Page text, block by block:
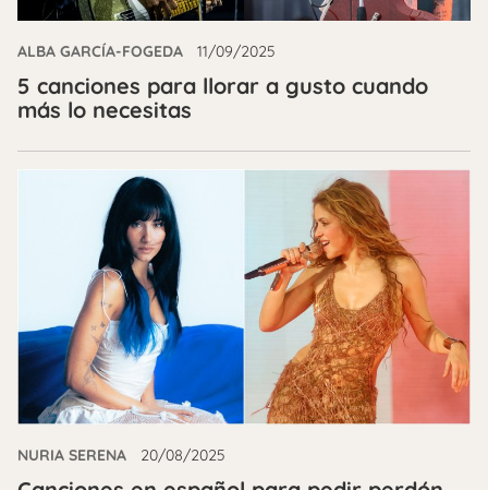
ALBA GARCÍA-FOGEDA 11/09/2025
5 canciones para llorar a gusto cuando
más lo necesitas
NURIA SERENA 20/08/2025